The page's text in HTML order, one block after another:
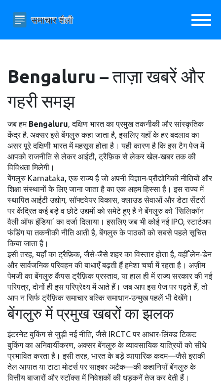
Bengaluru – ताज़ा खबरें और
गहरी समझ
जब हम Bengaluru,दक्षिण भारत का प्रमुख तकनीकी और सांस्कृतिक
केंद्र है. अक्सर इसेबेंगलुरुकहा जाता है, इसलिए यहाँ के हर बदलाव का
असर पूरे दक्षिणी भारत में महसूस होता है। यही कारण है कि इस टैग पेज में
आपको राजनीति से लेकर आईटी, ट्रैफ़िक से लेकर खेल‑खबर तक की
विविधता मिलेगी।
बेंगलुरु Karnataka,एक राज्य है जो अपनी विज्ञान‑प्रौद्योगिकी नीतियों और
शिक्षा संस्थानों के लिए जाना जाता हैका एक अहम हिस्सा है। इस राज्य में
स्थापितआईटी उद्योग,सॉफ्टवेयर विकास, क्लाउड सेवाओं और डेटा सेंटरों
पर केंद्रित कई बड़े व छोटे उद्यमों को समेटे हुए हैने बेंगलुरु को ‘सिलिकॉन
वैली ऑफ इंडिया’ का दर्जा दिलाया। इसलिए जब भी कोई नई IPO, स्टार्टअप
फंडिंग या तकनीकी नीति आती है, बेंगलुरु के पाठकों को सबसे पहले सूचित
किया जाता है।
इसी तरह, यहाँ काट्रैफ़िक,जैसे‑जैसे शहर का विस्तार होता है, वहीँ लेन‑डेन
और सार्वजनिक परिवहन की बाधाएँ बढ़ती हैंहमेशा चर्चा में रहता है। अज़ीम
पेमजी का बेंगलुरु कैंपस ट्रैफ़िक प्रस्ताव, या हाल ही में राज्य सरकार की नई
परिपत्र, दोनों ही इस परिप्रेक्ष्य में आते हैं। जब आप इस पेज पर पढ़ते हैं, तो
आप न सिर्फ ट्रैफ़िक समाचार बल्कि समाधान‑उन्मुख पहलें भी देखेंगे।
बेंगलुरु में प्रमुख खबरों का झलक
इंटरनेट बुकिंग से जुड़ी नई नीति, जैसे IRCTC पर आधार‑लिंक्ड टिकट
बुकिंग का अनिवार्यीकरण, अक्सर बेंगलुरु के व्यावसायिक यात्रियों को सीधे
प्रभावित करता है। इसी तरह, भारत के बड़े व्यापारिक कदम—जैसे इराकी
तेल आयात या टाटा मोटर्स पर साइबर अटैक—की कहानियाँ बेंगलुरु के
वित्तीय बाजारों और स्टॉक्स में निवेशकों की धड़कनें तेज कर देती हैं।